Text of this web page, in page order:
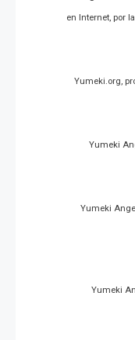
en Internet, por
Yumeki.org,
Yumeki
Yumeki
Yumeki